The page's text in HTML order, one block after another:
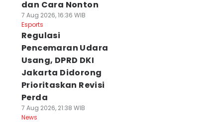
dan Cara Nonton
7 Aug 2026, 16:36 WIB
Esports
Regulasi
Pencemaran Udara
Usang, DPRD DKI
Jakarta Didorong
Prioritaskan Revisi
Perda
7 Aug 2026, 21:38 WIB
News